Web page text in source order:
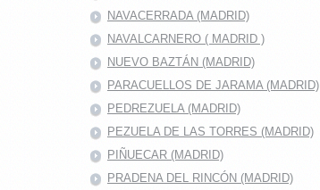
NAVACERRADA (MADRID)
NAVALCARNERO ( MADRID )
NUEVO BAZTÁN (MADRID)
PARACUELLOS DE JARAMA (MADRID)
PEDREZUELA (MADRID)
PEZUELA DE LAS TORRES (MADRID)
PIÑUECAR (MADRID)
PRADENA DEL RINCÓN (MADRID)